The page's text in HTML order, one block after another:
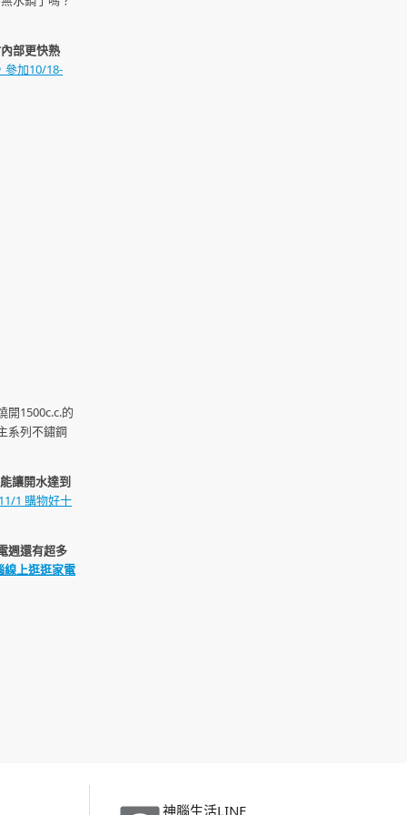
部更快熟
參加10/18-
開1500c.c.的
系列不鏽鋼
讓開水達到
1 購物好十
週還有超多
線上逛逛家電
神腦生活LINE